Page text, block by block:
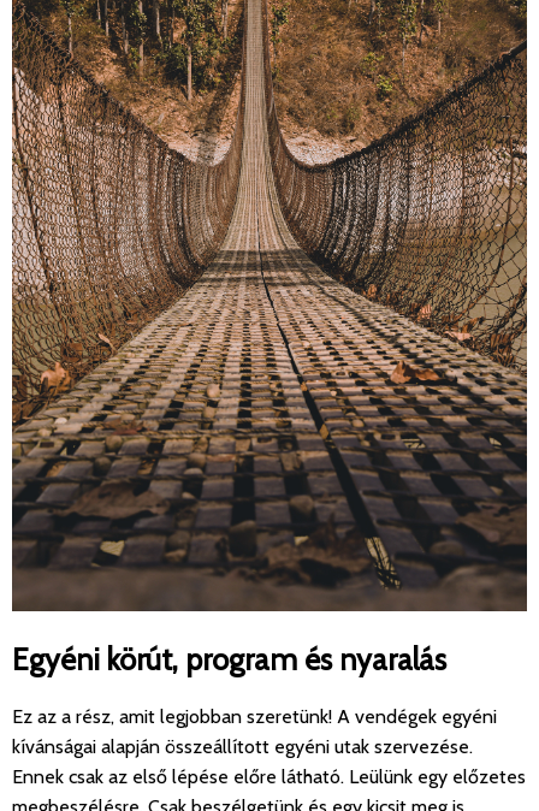
Egyéni körút, program és nyaralás
Ez az a rész, amit legjobban szeretünk! A vendégek egyéni
kívánságai alapján összeállított egyéni utak szervezése.
Ennek csak az első lépése előre látható. Leülünk egy előzetes